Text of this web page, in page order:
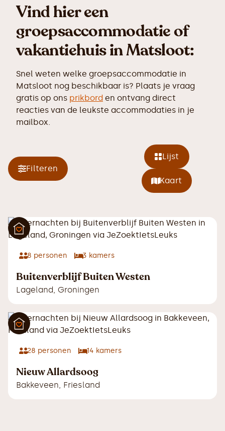
Vind hier een
groepsaccommodatie of
vakantiehuis in Matsloot:
Snel weten welke groepsaccommodatie in
Matsloot nog beschikbaar is? Plaats je vraag
gratis op ons prikbord en ontvang direct
reacties van de leukste accommodaties in je
mailbox.
Filteren
Lijst
Kaart
8 personen 3 kamers
Buitenverblijf Buiten Westen
Lageland, Groningen
28 personen 14 kamers
Nieuw Allardsoog
Bakkeveen, Friesland